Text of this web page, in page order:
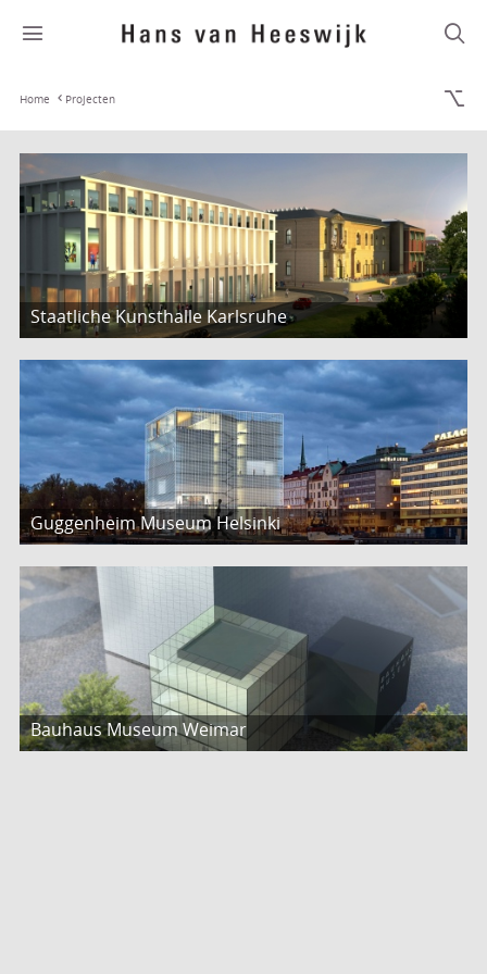
Home Projecten
Staatliche Kunsthalle Karlsruhe
Guggenheim Museum Helsinki
Bauhaus Museum Weimar